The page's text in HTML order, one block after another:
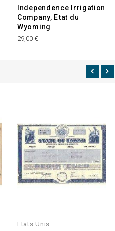
Independence Irrigation
Company, Etat du
Wyoming
29,00 €
Etats Unis